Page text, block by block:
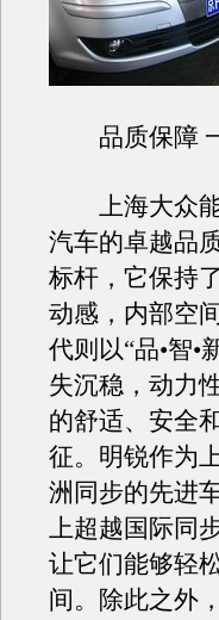
品质保障
上海大众能
汽车的卓越品
标杆，它保持
动感，内部空
代则以“品•智
失沉稳，动力
的舒适、安全
征。明锐作为
洲同步的先进
上超越国际同
让它们能够轻
间。除此之外